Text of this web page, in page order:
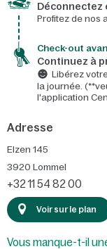
Déconnectez
Profitez de nos
Check-out
Continuez à
Libérez
la journée.
l'application
Adresse
Elzen 145
3920 Lommel
+32 11 54 82 00
Voir sur le plan
Vous manque-t-il